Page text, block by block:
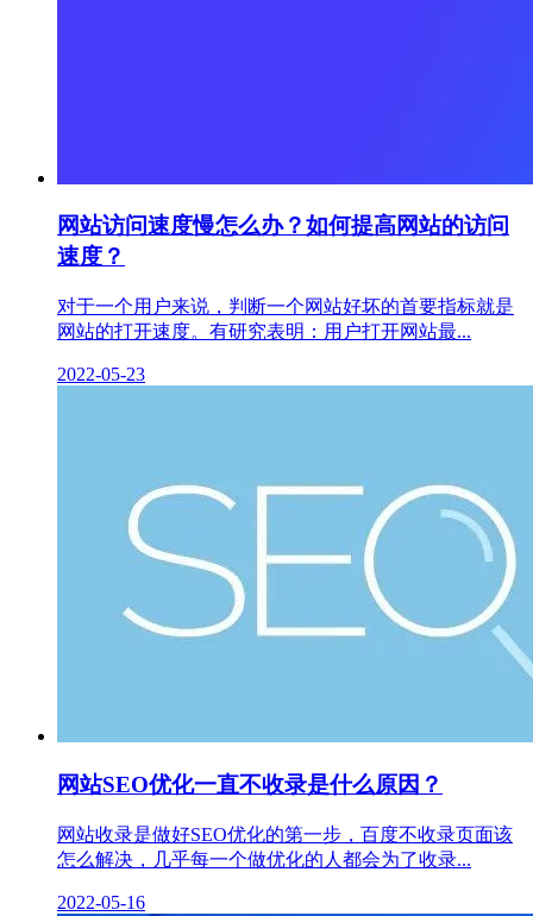
网站访问速度慢怎么办？如何提高网站的访问
速度？
对于一个用户来说，判断一个网站好坏的首要指标就是
网站的打开速度。有研究表明：用户打开网站最...
2022-05-23
网站SEO优化一直不收录是什么原因？
网站收录是做好SEO优化的第一步，百度不收录页面该
怎么解决，几乎每一个做优化的人都会为了收录...
2022-05-16